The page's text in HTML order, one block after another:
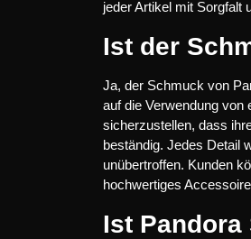
jeder Artikel mit Sorgfalt
Ist der
Ja, der Schmuck von
auf die Verwendung von
sicherzustellen, dass
beständig. Jedes Detail
unübertroffen. Kunden
hochwertiges
Ist